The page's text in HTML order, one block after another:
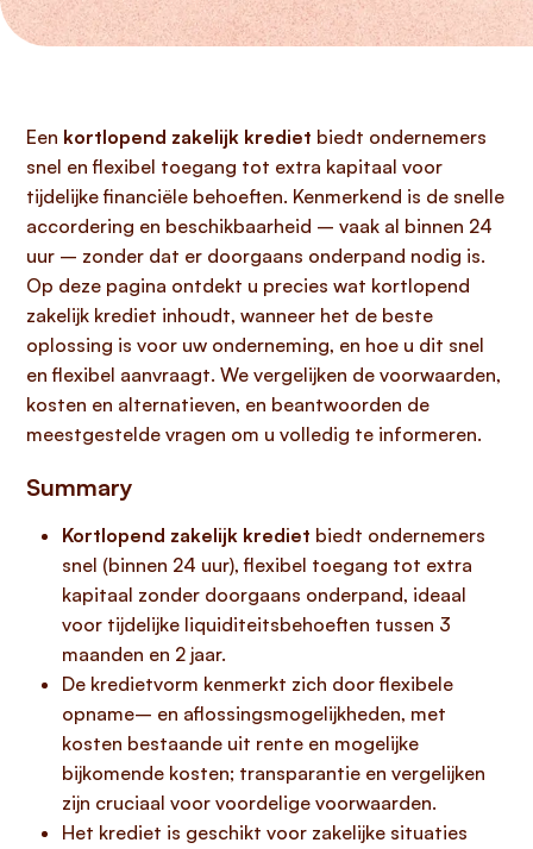
Een kortlopend zakelijk krediet biedt ondernemers
snel en flexibel toegang tot extra kapitaal voor
tijdelijke financiële behoeften. Kenmerkend is de snelle
accordering en beschikbaarheid – vaak al binnen 24
uur – zonder dat er doorgaans onderpand nodig is.
Op deze pagina ontdekt u precies wat kortlopend
zakelijk krediet inhoudt, wanneer het de beste
oplossing is voor uw onderneming, en hoe u dit snel
en flexibel aanvraagt. We vergelijken de voorwaarden,
kosten en alternatieven, en beantwoorden de
meestgestelde vragen om u volledig te informeren.
Summary
Kortlopend zakelijk krediet biedt ondernemers
snel (binnen 24 uur), flexibel toegang tot extra
kapitaal zonder doorgaans onderpand, ideaal
voor tijdelijke liquiditeitsbehoeften tussen 3
maanden en 2 jaar.
De kredietvorm kenmerkt zich door flexibele
opname– en aflossingsmogelijkheden, met
kosten bestaande uit rente en mogelijke
bijkomende kosten; transparantie en vergelijken
zijn cruciaal voor voordelige voorwaarden.
Het krediet is geschikt voor zakelijke situaties